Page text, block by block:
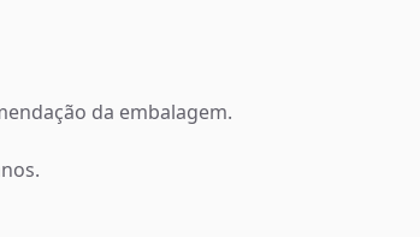
da embalagem.